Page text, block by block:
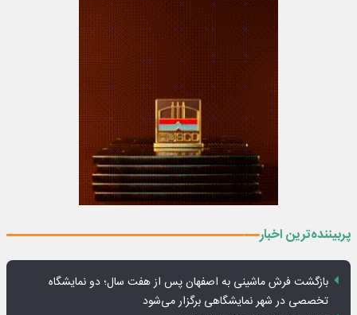
پربیننده‌ترین اخبار
بازگشت فرش ماشینی به اصفهان پس از هفت سال؛ دو نمایشگاه
تخصصی در شهر نمایشگاهی برگزار می‌شود